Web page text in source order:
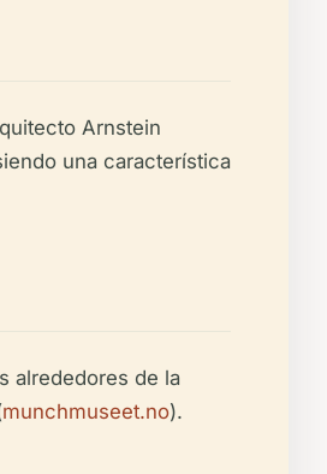
Arnstein
una característica
alrededores de la
munchmuseet.no).